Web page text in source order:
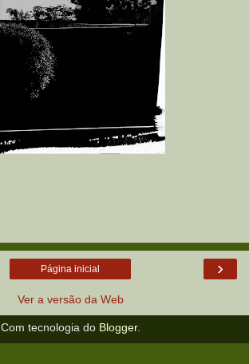
›
Página inicial
Ver a versão da Web
Com tecnologia do Blogger.